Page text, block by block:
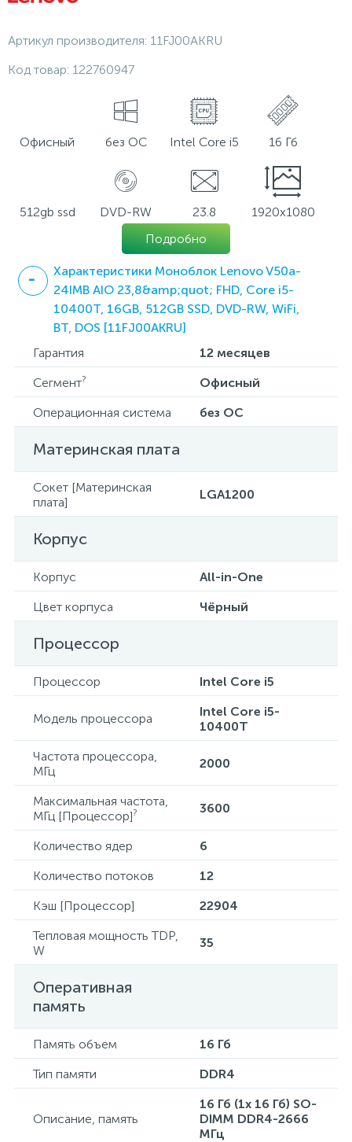
Артикул производителя: 11FJ00AKRU
Код товар: 122760947
Офисный без ОС Intel Core i5 16 Гб
512gb ssd DVD-RW 23.8
1920x1080
Подробно
Характеристики Моноблок Lenovo V50a-
24IMB AIO 23,8&amp;quot; FHD, Core i5-
10400T, 16GB, 512GB SSD, DVD-RW, WiFi,
BT, DOS [11FJ00AKRU]
Гарантия
12 месяцев
Сегмент?
Офисный
Операционная система
без ОС
Материнская плата
Сокет [Материнская
плата]
LGA1200
Корпус
Корпус
All-in-One
Цвет корпуса
Чёрный
Процессор
Процессор Intel Core i5
Модель процессора
Intel Core i5-
10400T
Частота процессора,
МГц
2000
Максимальная частота,
МГц [Процессор]? 3600
Количество ядер
6
Количество потоков
12
Кэш [Процессор]
22904
Тепловая мощность TDP,
W
35
Оперативная
память
Память объем
16 Гб
Тип памяти
DDR4
Описание, память
16 Гб (1x 16 Гб) SO-
DIMM DDR4-2666
МГц